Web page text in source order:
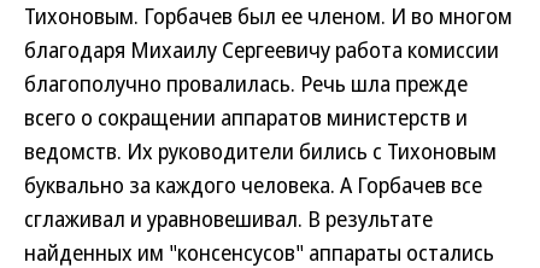
Тихоновым. Горбачев был ее членом. И во многом
благодаря Михаилу Сергеевичу работа комиссии
благополучно провалилась. Речь шла прежде
всего о сокращении аппаратов министерств и
ведомств. Их руководители бились с Тихоновым
буквально за каждого человека. А Горбачев все
сглаживал и уравновешивал. В результате
найденных им "консенсусов" аппараты остались